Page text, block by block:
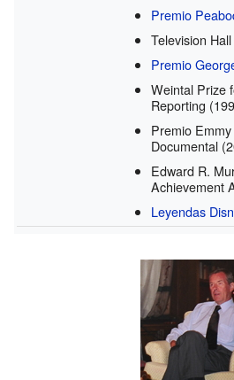
Premio
Television
Premio
Weintal Prize
Reporting
Premio
Documental
Edward R.
Achievement
Leyendas